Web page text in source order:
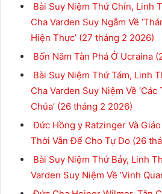
Bài Suy Niệm Thứ Chín, Linh
Cha Varden Suy Ngẫm Về
Hiện Thực’ (27 tháng 2 2026)
Bốn Năm Tàn Phá Ở Ucraina
Bài Suy Niệm Thứ Tám, Linh
Cha Varden Suy Niệm Về
Chúa’ (26 tháng 2 2026)
Đức Hồng y Ratzinger Và
Thời Vẫn Để Cho Tự Do (26
Bài Suy Niệm Thứ Bảy, Linh
Varden Suy Niệm Về ‘Vinh